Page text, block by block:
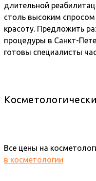
длительной
столь высоким
красоту. Предложить
процедуры в Санкт-
готовы специалисты
Все цены на
в косметологии